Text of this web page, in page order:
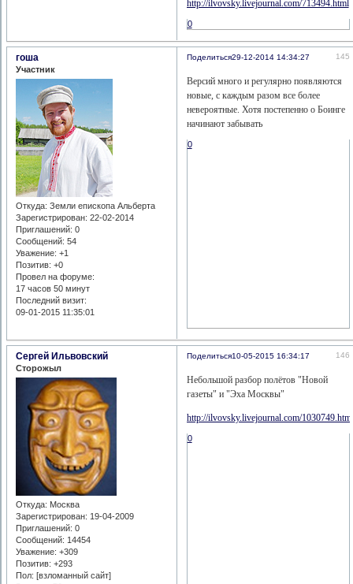
http://ilvovsky.livejournal.com/713494.html
0
Поделиться 145
29-12-2014 14:34:27
гоша
Участник
Откуда: Земли епископа Альберта
Зарегистрирован: 22-02-2014
Приглашений: 0
Сообщений: 54
Уважение: +1
Позитив: +0
Провел на форуме:
17 часов 50 минут
Последний визит:
09-01-2015 11:35:01
Версий много и регулярно появляются
новые, с каждым разом все более
невероятные. Хотя постепенно о Боинге
начинают забывать
0
Поделиться 146
10-05-2015 16:34:17
Сергей Ильвовский
Сторожыл
Откуда: Москва
Зарегистрирован: 19-04-2009
Приглашений: 0
Сообщений: 14454
Уважение: +309
Позитив: +293
Пол: [взломанный сайт]
Небольшой разбор полётов "Новой
газеты" и "Эха Москвы"
http://ilvovsky.livejournal.com/1030749.html
0